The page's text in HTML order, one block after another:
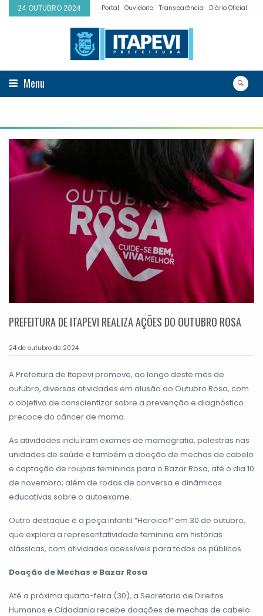
24 OUTUBRO 2024 Portal Ouvidoria Transparência Diário Oficial
Menu
PREFEITURA DE ITAPEVI REALIZA AÇÕES DO OUTUBRO ROSA
24 de outubro de 2024
A Prefeitura de Itapevi promove, ao longo deste mês de
outubro, diversas atividades em alusão ao Outubro Rosa, com
o objetivo de conscientizar sobre a prevenção e diagnóstico
precoce do câncer de mama.
As atividades incluíram exames de mamografia, palestras nas
unidades de saúde e também a doação de mechas de cabelo
e captação de roupas femininas para o Bazar Rosa, até o dia 10
de novembro; além de rodas de conversa e dinâmicas
educativas sobre o autoexame.
Outro destaque é a peça infantil “Heroica!” em 30 de outubro,
que explora a representatividade feminina em histórias
clássicas, com atividades acessíveis para todos os públicos.
Doação de Mechas e Bazar Rosa
Até a próxima quarta-feira (30), a Secretaria de Direitos
Humanos e Cidadania recebe doações de mechas de cabelo